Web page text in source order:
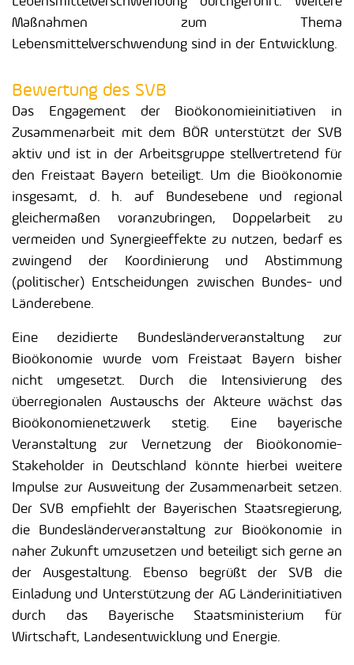
Maßnahmen zum Thema
Lebensmittelverschwendung sind in der Entwicklung.
Bewertung des SVB
Das Engagement der Bioökonomieinitiativen in
Zusammenarbeit mit dem BÖR unterstützt der SVB
aktiv und ist in der Arbeitsgruppe stellvertretend für
den Freistaat Bayern beteiligt. Um die Bioökonomie
insgesamt, d. h. auf Bundesebene und regional
gleichermaßen voranzubringen, Doppelarbeit zu
vermeiden und Synergieeffekte zu nutzen, bedarf es
zwingend der Koordinierung und Abstimmung
(politischer) Entscheidungen zwischen Bundes- und
Länderebene.
Eine dezidierte Bundesländerveranstaltung zur
Bioökonomie wurde vom Freistaat Bayern bisher
nicht umgesetzt. Durch die Intensivierung des
überregionalen Austauschs der Akteure wächst das
Bioökonomienetzwerk stetig. Eine bayerische
Veranstaltung zur Vernetzung der Bioökonomie-
Stakeholder in Deutschland könnte hierbei weitere
Impulse zur Ausweitung der Zusammenarbeit setzen.
Der SVB empfiehlt der Bayerischen Staatsregierung,
die Bundesländerveranstaltung zur Bioökonomie in
naher Zukunft umzusetzen und beteiligt sich gerne an
der Ausgestaltung. Ebenso begrüßt der SVB die
Einladung und Unterstützung der AG Länderinitiativen
durch das Bayerische Staatsministerium für
Wirtschaft, Landesentwicklung und Energie.